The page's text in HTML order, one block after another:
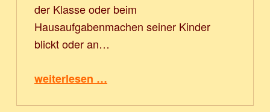
der Klasse oder beim
Hausaufgabenmachen seiner Kinder
blickt oder an…
“Ein Werkstattbericht aus der 7. Klasse”
weiterlesen …